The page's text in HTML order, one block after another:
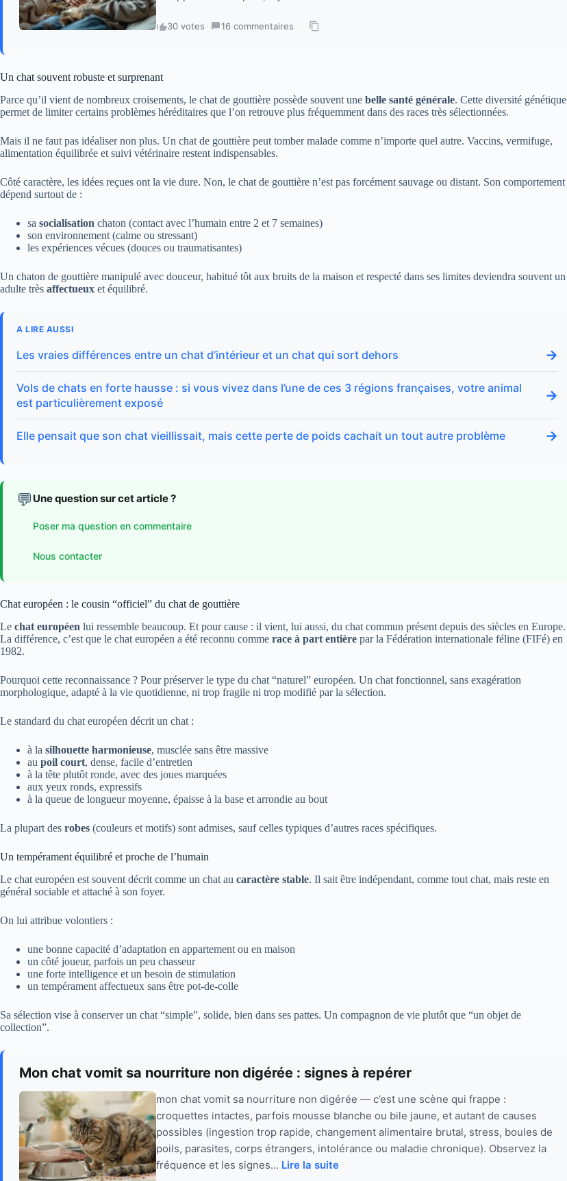
30 votes · 16 commentaires ·
Un chat souvent robuste et surprenant
Parce qu’il vient de nombreux croisements, le chat de gouttière possède souvent une belle santé générale. Cette diversité génétique
permet de limiter certains problèmes héréditaires que l’on retrouve plus fréquemment dans des races très sélectionnées.
Mais il ne faut pas idéaliser non plus. Un chat de gouttière peut tomber malade comme n’importe quel autre. Vaccins, vermifuge,
alimentation équilibrée et suivi vétérinaire restent indispensables.
Côté caractère, les idées reçues ont la vie dure. Non, le chat de gouttière n’est pas forcément sauvage ou distant. Son comportement
dépend surtout de :
sa socialisation chaton (contact avec l’humain entre 2 et 7 semaines)
son environnement (calme ou stressant)
les expériences vécues (douces ou traumatisantes)
Un chaton de gouttière manipulé avec douceur, habitué tôt aux bruits de la maison et respecté dans ses limites deviendra souvent un
adulte très affectueux et équilibré.
A LIRE AUSSI
Les vraies différences entre un chat d’intérieur et un chat qui sort dehors →
Vols de chats en forte hausse : si vous vivez dans l’une de ces 3 régions françaises, votre animal
est particulièrement exposé
→
Elle pensait que son chat vieillissait, mais cette perte de poids cachait un tout autre problème →
💬 Une question sur cet article ?
Poser ma question en commentaire
Nous contacter
Chat européen : le cousin “officiel” du chat de gouttière
Le chat européen lui ressemble beaucoup. Et pour cause : il vient, lui aussi, du chat commun présent depuis des siècles en Europe.
La différence, c’est que le chat européen a été reconnu comme race à part entière par la Fédération internationale féline (FIFé) en
1982.
Pourquoi cette reconnaissance ? Pour préserver le type du chat “naturel” européen. Un chat fonctionnel, sans exagération
morphologique, adapté à la vie quotidienne, ni trop fragile ni trop modifié par la sélection.
Le standard du chat européen décrit un chat :
à la silhouette harmonieuse, musclée sans être massive
au poil court, dense, facile d’entretien
à la tête plutôt ronde, avec des joues marquées
aux yeux ronds, expressifs
à la queue de longueur moyenne, épaisse à la base et arrondie au bout
La plupart des robes (couleurs et motifs) sont admises, sauf celles typiques d’autres races spécifiques.
Un tempérament équilibré et proche de l’humain
Le chat européen est souvent décrit comme un chat au caractère stable. Il sait être indépendant, comme tout chat, mais reste en
général sociable et attaché à son foyer.
On lui attribue volontiers :
une bonne capacité d’adaptation en appartement ou en maison
un côté joueur, parfois un peu chasseur
une forte intelligence et un besoin de stimulation
un tempérament affectueux sans être pot-de-colle
Sa sélection vise à conserver un chat “simple”, solide, bien dans ses pattes. Un compagnon de vie plutôt que “un objet de
collection”.
Mon chat vomit sa nourriture non digérée : signes à repérer
mon chat vomit sa nourriture non digérée — c’est une scène qui frappe :
croquettes intactes, parfois mousse blanche ou bile jaune, et autant de causes
possibles (ingestion trop rapide, changement alimentaire brutal, stress, boules de
poils, parasites, corps étrangers, intolérance ou maladie chronique). Observez la
fréquence et les signes... Lire la suite